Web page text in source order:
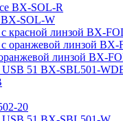
BX-SOL-R
BX-SOL-W
красной линзой BX-
оранжевой линзой BX-
линзой BX-
USB 51 BX-SBL501-
20